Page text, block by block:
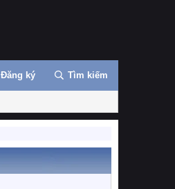
Đăng ký Tìm kiếm